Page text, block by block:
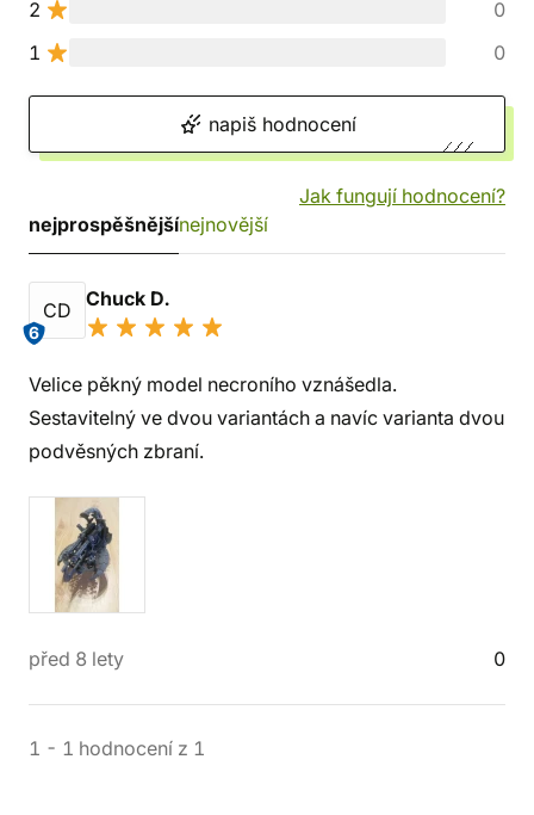
2
0
1
0
napiš hodnocení
Jak fungují hodnocení?
nejprospěšnějšínejnovější
CD
6
Chuck D.
Velice pěkný model necroního vznášedla.
Sestavitelný ve dvou variantách a navíc varianta dvou
podvěsných zbraní.
před 8 lety 0
1 - 1 hodnocení z 1